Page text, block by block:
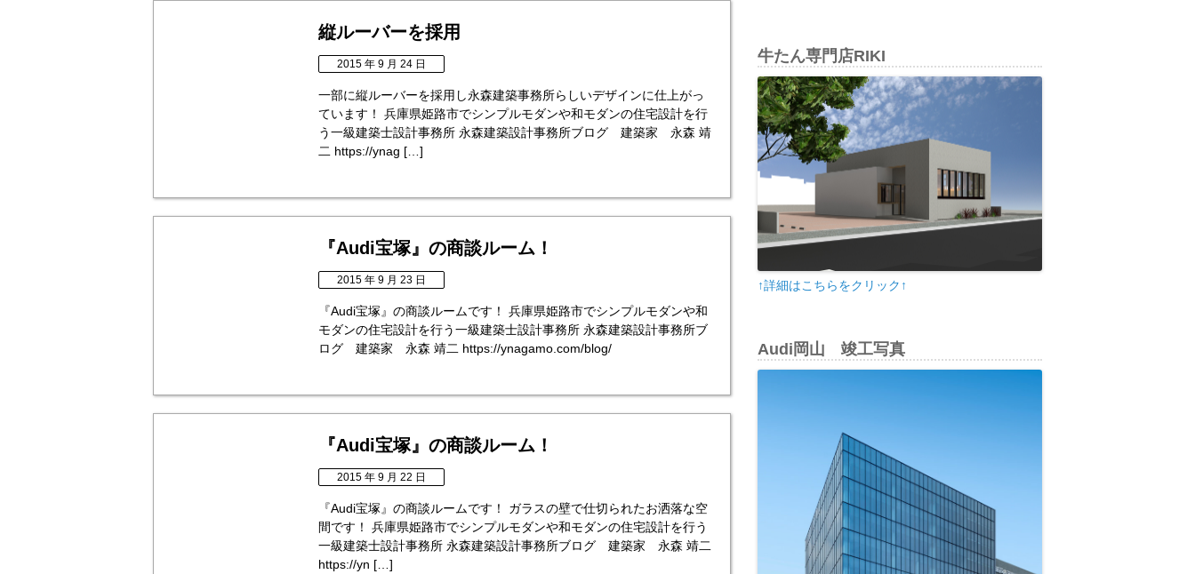
縦ルーバーを採用
2015 年 9 月 24 日
一部に縦ルーバーを採用し永森建築事務所らしいデザインに仕上がっ
ています！ 兵庫県姫路市でシンプルモダンや和モダンの住宅設計を行
う一級建築士設計事務所 永森建築設計事務所ブログ 建築家 永森 靖
二 https://ynag […]
『Audi宝塚』の商談ルーム！
2015 年 9 月 23 日
『Audi宝塚』の商談ルームです！ 兵庫県姫路市でシンプルモダンや和
モダンの住宅設計を行う一級建築士設計事務所 永森建築設計事務所ブ
ログ 建築家 永森 靖二 https://ynagamo.com/blog/
『Audi宝塚』の商談ルーム！
2015 年 9 月 22 日
『Audi宝塚』の商談ルームです！ ガラスの壁で仕切られたお洒落な空
間です！ 兵庫県姫路市でシンプルモダンや和モダンの住宅設計を行う
一級建築士設計事務所 永森建築設計事務所ブログ 建築家 永森 靖二
https://yn […]
牛たん専門店RIKI
↑詳細はこちらをクリック↑
Audi岡山 竣工写真